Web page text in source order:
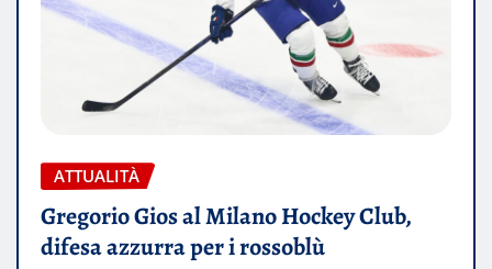
ATTUALITÀ
Gregorio Gios al Milano Hockey Club,
difesa azzurra per i rossoblù